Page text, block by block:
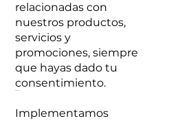
relacionadas con
nuestros productos,
servicios y
promociones, siempre
que hayas dado tu
consentimiento.
Implementamos